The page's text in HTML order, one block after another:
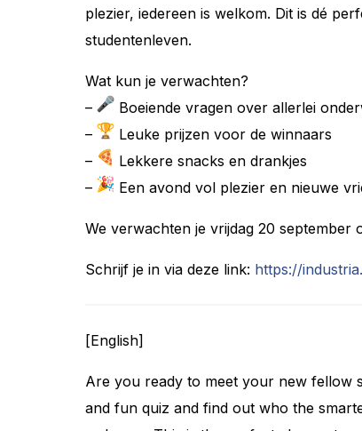
plezier, iedereen is welkom. Dit is dé
studentenleven.
Wat kun je verwachten?
–
Boeiende vragen over allerlei
–
Leuke prijzen voor de winnaars
–
Lekkere snacks en drankjes
–
Een avond vol plezier en nieuwe
We verwachten je vrijdag 20 september
Schrijf je in via deze link: https://
[English]
Are you ready to meet your new fellow
and fun quiz and find out who the